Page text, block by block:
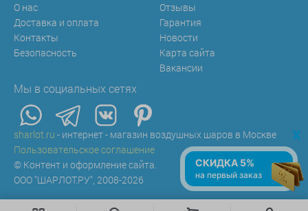
О нас
Доставка и оплата
Контакты
Безопасность
Отзывы
Гарантия
Новости
Карта сайта
Вакансии
Мы в социальных сетях
sharlot.ru - интернет - магазин воздушных шаров в Москве
Пользовательское соглашение
© Контент и оформление сайта.
ООО "ШАРЛОТ.РУ", 2008-2026
x
СКИДКА 5%
на первый заказ